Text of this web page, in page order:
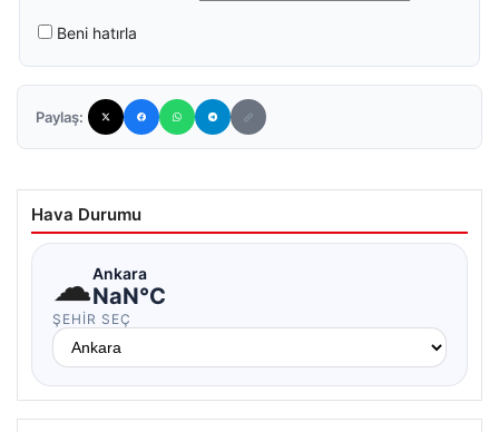
Beni hatırla
Paylaş:
Hava Durumu
☁Ankara
NaN°C
ŞEHIR SEÇ